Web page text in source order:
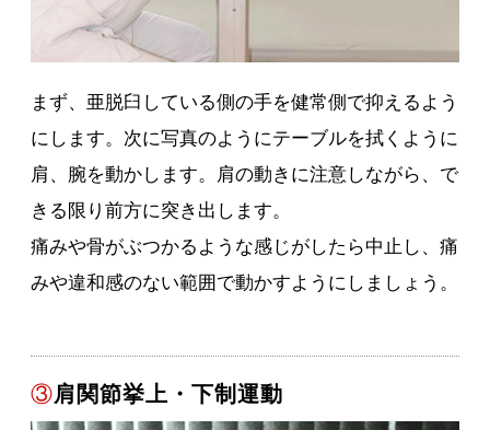
まず、亜脱臼している側の手を健常側で抑えるよう
にします。次に写真のようにテーブルを拭くように
肩、腕を動かします。肩の動きに注意しながら、で
きる限り前方に突き出します。
痛みや骨がぶつかるような感じがしたら中止し、痛
みや違和感のない範囲で動かすようにしましょう。
③肩関節挙上・下制運動